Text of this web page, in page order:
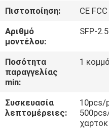
ΓΎΡΟΣ
ΕΡΓΟΣΤΑΣΊΩΝ
ΠΟΙΟΤΙΚΌΣ
ΈΛΕΓΧΟΣ
ΜΑΣ
Πιστοποίηση:
CE FCC
Αριθμό
μοντέλου:
SFP-
Ποσότητα
παραγγελίας
min:
1
Συσκευασία
λεπτομέρειες:
10pcs/